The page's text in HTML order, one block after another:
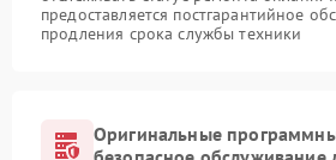
предоставляется постгарантийное
продления срока службы техники
Оригинальные